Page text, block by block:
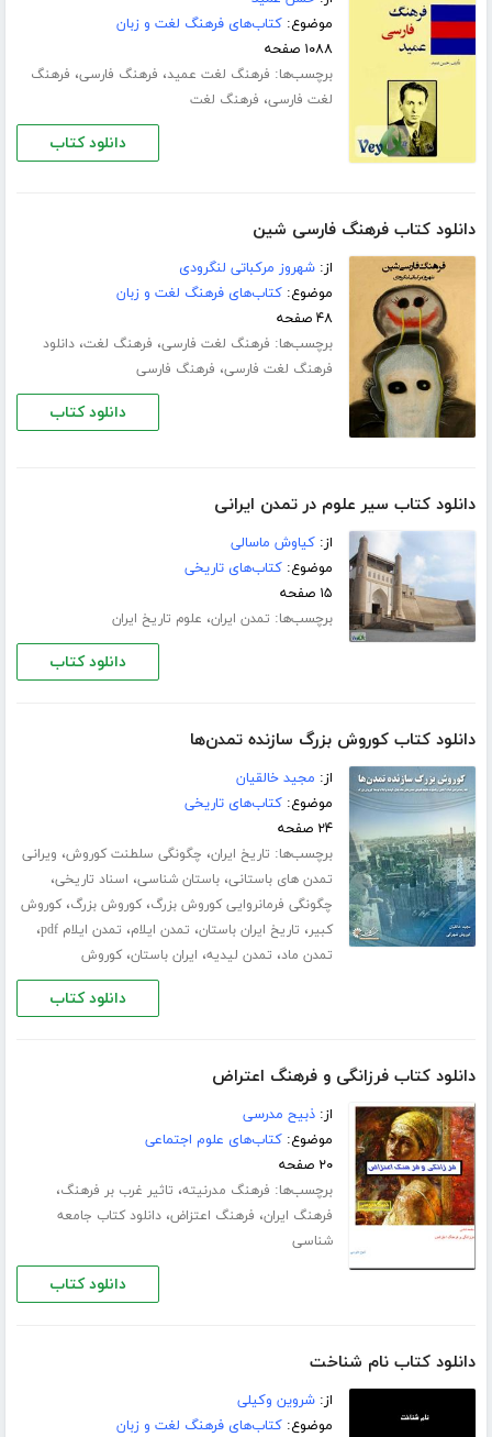
موضوع:کتاب‌های فرهنگ لغت و زبان
۱۰۸۸ صفحه
برچسب‌ها: فرهنگ لغت عمید، فرهنگ فارسی، فرهنگ
لغت فارسی، فرهنگ لغت
دانلود کتاب
دانلود کتاب فرهنگ فارسی شین
از:شهروز مرکباتی لنگرودی
موضوع:کتاب‌های فرهنگ لغت و زبان
۴۸ صفحه
برچسب‌ها: فرهنگ لغت فارسی، فرهنگ لغت،دانلود
فرهنگ لغت فارسی، فرهنگ فارسی
دانلود کتاب
دانلود کتاب سیر علوم در تمدن ایرانی
از:کیاوش ماسالی
موضوع:کتاب‌های تاریخی
۱۵ صفحه
برچسب‌ها: تمدن ایران، علوم تاریخ ایران
دانلود کتاب
دانلود کتاب کوروش بزرگ سازنده تمدن‌ها
از: مجید خالقیان
موضوع:کتاب‌های تاریخی
۲۴ صفحه
برچسب‌ها: تاریخ ایران، چگونگی سلطنت کوروش، ویرانی
تمدن های باستانی،باستان شناسی، اسناد تاریخی،
چگونگی فرمانروایی کوروش بزرگ،کوروش بزرگ،کوروش
کبیر، تاریخ ایران باستان، تمدن ایلام، تمدن ایلام pdf ،
تمدن ماد، تمدن لیدیه، ایران باستان،کوروش
دانلود کتاب
دانلود کتاب فرزانگی و فرهنگ اعتراض
از:ذبیح مدرسی
موضوع:کتاب‌های علوم اجتماعی
۲۰ صفحه
برچسب‌ها: فرهنگ مدرنیته، تاثیر غرب بر فرهنگ،
فرهنگ ایران، فرهنگ اعتزاض،دانلود کتاب جامعه
شناسی
دانلود کتاب
دانلود کتاب نام شناخت
از:شروین وکیلی
موضوع:کتاب‌های فرهنگ لغت و زبان